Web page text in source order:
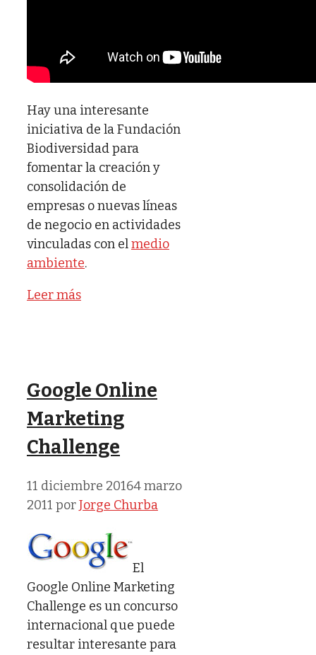
Hay una interesante
iniciativa de la Fundación
Biodiversidad para
fomentar la creación y
consolidación de
empresas o nuevas líneas
de negocio en actividades
vinculadas con elmedio
ambiente.
Leer más
Google Online
Marketing
Challenge
11 diciembre 20164 marzo
2011 porJorge Churba
El
Google Online Marketing
Challenge es un concurso
internacional que puede
resultar interesante para